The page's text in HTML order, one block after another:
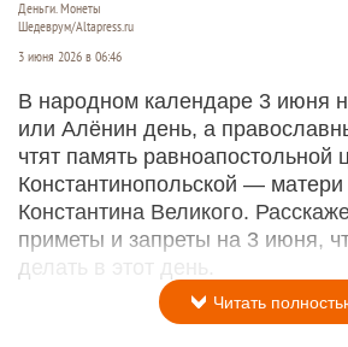
Деньги. Монеты
Шедеврум/Altapress.ru
3 июня 2026 в 06:46
В народном календаре 3 июня
или Алёнин день, а
чтят память
Константинопольской —
Константина Великого.
приметы и запреты на 3 июня,
делать в этот день.
Читать